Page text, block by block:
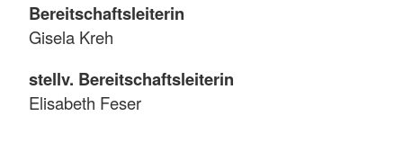
Bereitschaftsleiterin
Gisela Kreh
stellv. Bereitschaftsleiterin
Elisabeth Feser